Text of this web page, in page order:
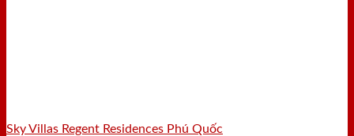
Sky Villas Regent Residences Phú Quốc